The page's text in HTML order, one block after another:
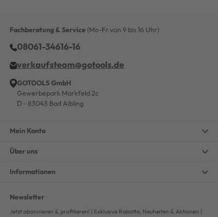
Fachberatung & Service (Mo-Fr von 9 bis 16 Uhr)
08061-34616-16
verkaufsteam@gotools.de
GOTOOLS GmbH
Gewerbepark Markfeld 2c
D - 83043 Bad Aibling
Mein Konto
Über uns
Informationen
Newsletter
Jetzt abonnieren & profitieren! | Exklusive Rabatte, Neuheiten & Aktionen |